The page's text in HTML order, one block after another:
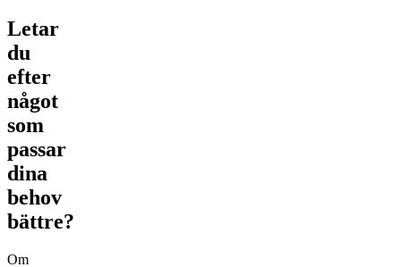
Letar
du
efter
något
som
passar
dina
behov
bättre?
Om